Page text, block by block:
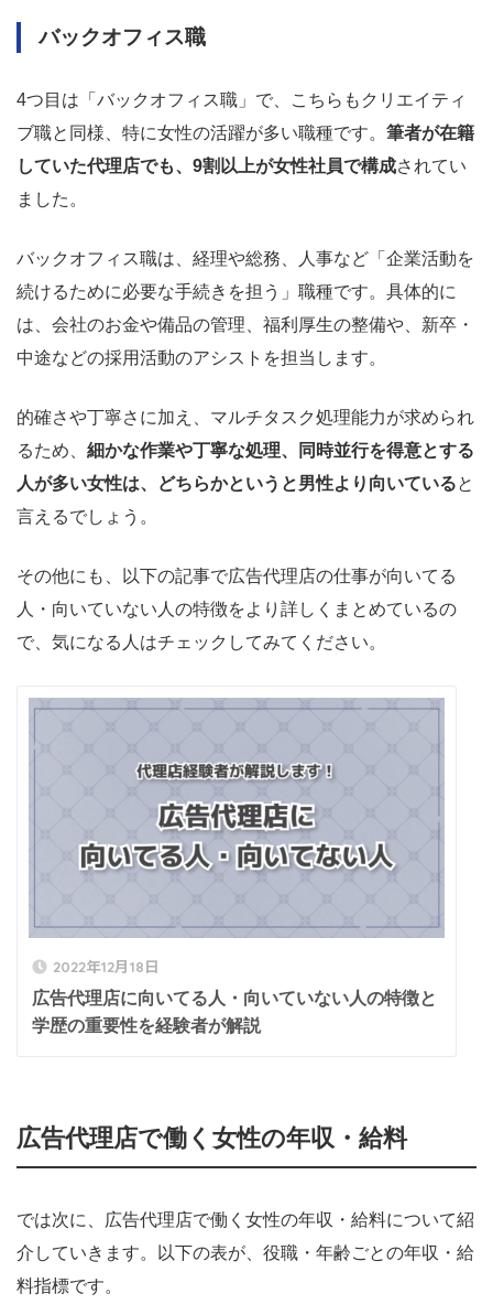
バックオフィス職
4つ目は「バックオフィス職」で、こちらもクリエイティ
ブ職と同様、特に女性の活躍が多い職種です。 筆者が在籍
していた代理店でも、9割以上が女性社員で構成されてい
ました。
バックオフィス職は、経理や総務、人事など「企業活動を
続けるために必要な手続きを担う」職種です。具体的に
は、会社のお金や備品の管理、福利厚生の整備や、新卒・
中途などの採用活動のアシストを担当します。
的確さや丁寧さに加え、マルチタスク処理能力が求められ
るため、 細かな作業や丁寧な処理、同時並行を得意とする
人が多い女性は、どちらかというと男性より向いていると
言えるでしょう。
その他にも、以下の記事で広告代理店の仕事が向いてる
人・向いていない人の特徴をより詳しくまとめているの
で、気になる人はチェックしてみてください。
2022年12月18日
広告代理店に向いてる人・向いていない人の特徴と
学歴の重要性を経験者が解説
広告代理店で働く女性の年収・給料
では次に、広告代理店で働く女性の年収・給料について紹
介していきます。以下の表が、役職・年齢ごとの年収・給
料指標です。